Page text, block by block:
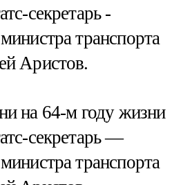
секретарь -
транспорта
Аристов.
на 64-м году жизни
секретарь —
транспорта